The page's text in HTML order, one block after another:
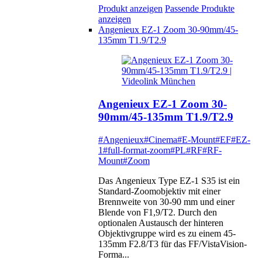
Produkt anzeigen Passende Produkte
anzeigen
Angenieux EZ-1 Zoom 30-90mm/45-
135mm T1.9/T2.9
Angenieux EZ-1 Zoom 30-
90mm/45-135mm T1.9/T2.9
#Angenieux#Cinema#E-Mount#EF#EZ-
1#full-format-zoom#PL#RF#RF-
Mount#Zoom
Das Angenieux Type EZ-1 S35 ist ein
Standard-Zoomobjektiv mit einer
Brennweite von 30-90 mm und einer
Blende von F1,9/T2. Durch den
optionalen Austausch der hinteren
Objektivgruppe wird es zu einem 45-
135mm F2.8/T3 für das FF/VistaVision-
Forma...